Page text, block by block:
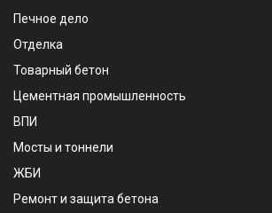
Печное дело
Отделка
Товарный бетон
Цементная промышленность
ВПИ
Мосты и тоннели
ЖБИ
Ремонт и защита бетона